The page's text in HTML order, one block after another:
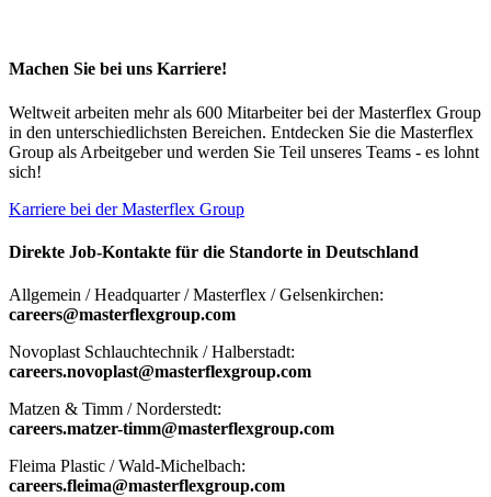
Machen Sie bei uns Karriere!
Weltweit arbeiten mehr als 600 Mitarbeiter bei der Masterflex Group
in den unterschiedlichsten Bereichen. Entdecken Sie die Masterflex
Group als Arbeitgeber und werden Sie Teil unseres Teams - es lohnt
sich!
Karriere bei der Masterflex Group
Direkte Job-Kontakte für die Standorte in Deutschland
Allgemein / Headquarter / Masterflex / Gelsenkirchen:
careers@masterflexgroup.com
Novoplast Schlauchtechnik / Halberstadt:
careers.novoplast@masterflexgroup.com
Matzen & Timm / Norderstedt:
careers.matzer-timm@masterflexgroup.com
Fleima Plastic / Wald-Michelbach:
careers.fleima@masterflexgroup.com